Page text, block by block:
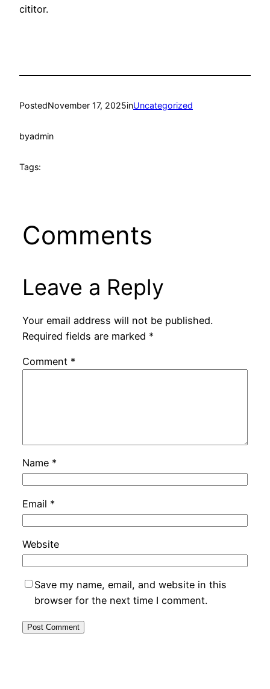
cititor.
PostedNovember 17, 2025inUncategorized
byadmin
Tags:
Comments
Leave a Reply
Your email address will not be published.
Required fields are marked *
Comment *
Name *
Email *
Website
Save my name, email, and website in this
browser for the next time I comment.